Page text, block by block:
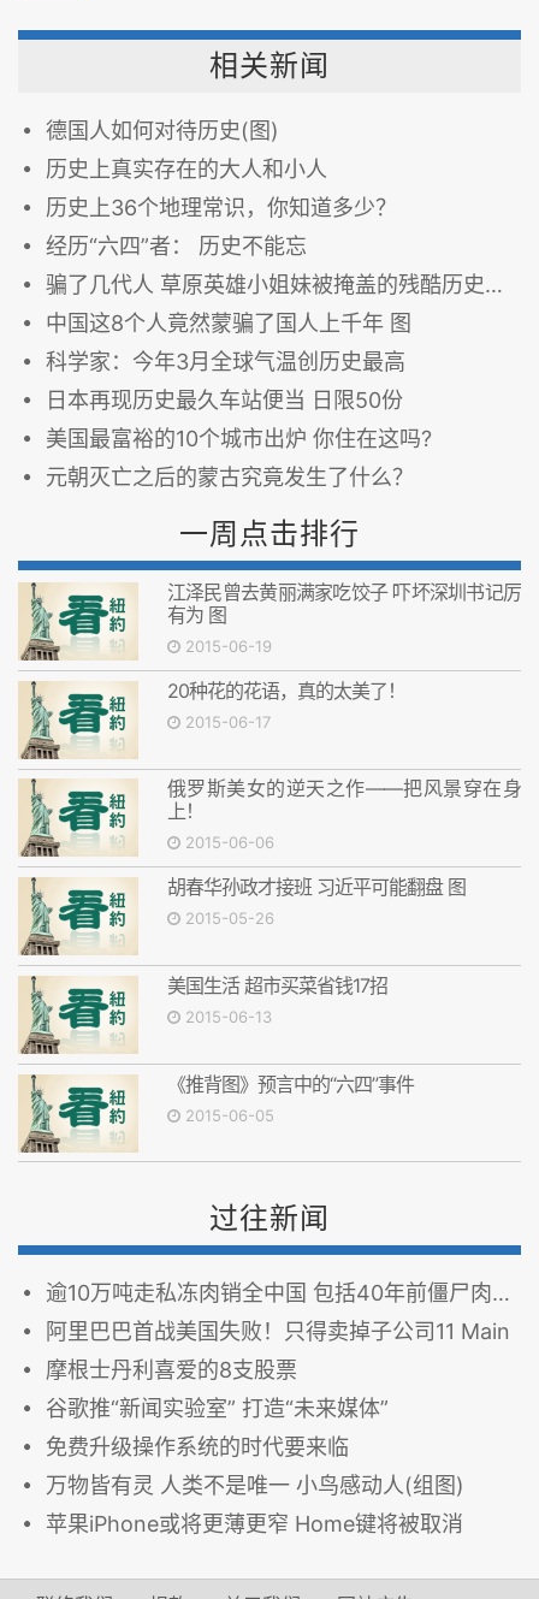
相关新闻
德国人如何对待历史(图)
历史上真实存在的大人和小人
历史上36个地理常识，你知道多少？
经历“六四”者： 历史不能忘
骗了几代人 草原英雄小姐妹被掩盖的残酷历史真相（图）
中国这8个人竟然蒙骗了国人上千年 图
科学家：今年3月全球气温创历史最高
日本再现历史最久车站便当 日限50份
美国最富裕的10个城市出炉 你住在这吗?
元朝灭亡之后的蒙古究竟发生了什么？
一周点击排行
江泽民曾去黄丽满家吃饺子 吓坏深圳书记厉
有为 图
2015-06-19
20种花的花语，真的太美了！
2015-06-17
俄罗斯美女的逆天之作——把风景穿在身
上！
2015-06-06
胡春华孙政才接班 习近平可能翻盘 图
2015-05-26
美国生活 超市买菜省钱17招
2015-06-13
《推背图》预言中的“六四”事件
2015-06-05
过往新闻
逾10万吨走私冻肉销全中国 包括40年前僵尸肉 图
阿里巴巴首战美国失败！只得卖掉子公司11 Main
摩根士丹利喜爱的8支股票
谷歌推“新闻实验室” 打造“未来媒体”
免费升级操作系统的时代要来临
万物皆有灵 人类不是唯一 小鸟感动人(组图)
苹果iPhone或将更薄更窄 Home键将被取消